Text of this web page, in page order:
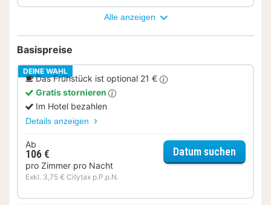
Alle anzeigen
Basispreise
DEINE WAHL
Das Frühstück ist optional 21 €
Gratis stornieren
Im Hotel bezahlen
Details anzeigen
Ab
106 €
pro Zimmer pro Nacht
Exkl. 3,75 € Citytax p.P.p.N.
Datum suchen